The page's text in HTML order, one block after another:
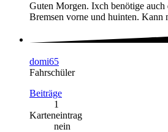
Guten Morgen. Ixch benötige
Bremsen vorne und huinten. Kann
domi65
Fahrschüler
Beiträge
1
Karteneintrag
nein